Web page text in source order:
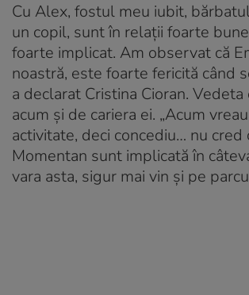
Cu Alex, fostul meu iubit,
un copil, sunt în relații foarte
foarte implicat. Am observat că
noastră, este foarte fericită când
a declarat Cristina Cioran.
acum și de cariera ei. „Acum
activitate, deci concediu… nu cred
Momentan sunt implicată în
vara asta, sigur mai vin și pe